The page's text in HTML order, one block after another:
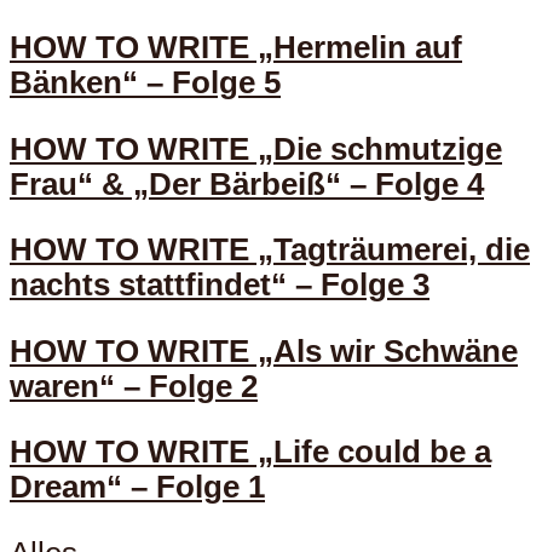
HOW TO WRITE „Hermelin auf
Bänken“ – Folge 5
HOW TO WRITE „Die schmutzige
Frau“ & „Der Bärbeiß“ – Folge 4
HOW TO WRITE „Tagträumerei, die
nachts stattfindet“ – Folge 3
HOW TO WRITE „Als wir Schwäne
waren“ – Folge 2
HOW TO WRITE „Life could be a
Dream“ – Folge 1